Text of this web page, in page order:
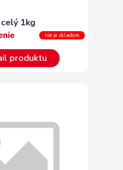
1kg
nie je skladom
produktu